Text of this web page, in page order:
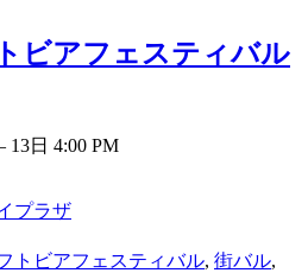
ビアフェスティバル
13日 4:00 PM
プラザ
トビアフェスティバル, 街バル,